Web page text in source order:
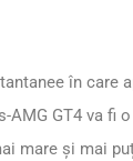
în care
AMG GT4 va fi
mare și mai